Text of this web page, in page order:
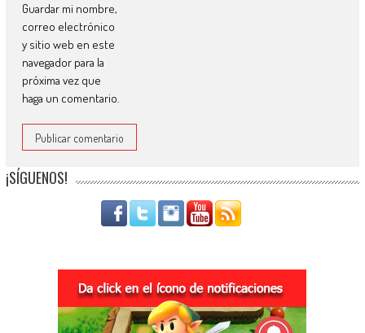
Guardar mi nombre,
correo electrónico
y sitio web en este
navegador para la
próxima vez que
haga un comentario.
¡SÍGUENOS!